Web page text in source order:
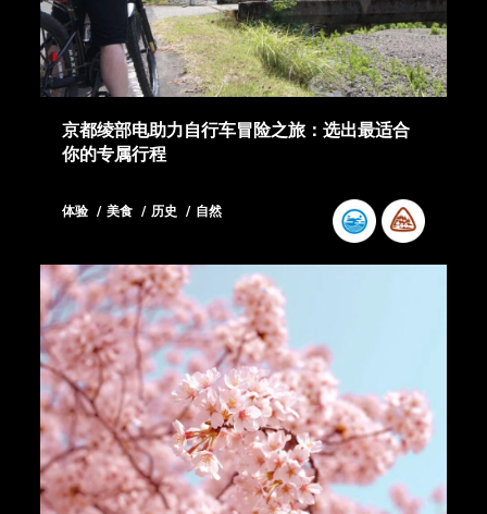
京都绫部电助力自行车冒险之旅：选出最适合
你的专属行程
体验 美食 历史 自然